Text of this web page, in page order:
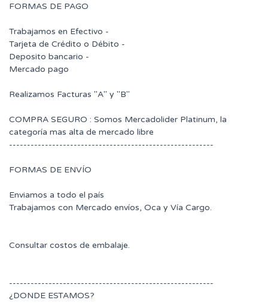
FORMAS DE PAGO
Trabajamos en Efectivo -
Tarjeta de Crédito o Débito -
Deposito bancario -
Mercado pago
Realizamos Facturas "A" y "B"
COMPRA SEGURO : Somos Mercadolider Platinum, la
categoría mas alta de mercado libre
---------------------------------------------------------
FORMAS DE ENVÍO
Enviamos a todo el país
Trabajamos con Mercado envíos, Oca y Vía Cargo.
Consultar costos de embalaje.
---------------------------------------------------------
¿DONDE ESTAMOS?